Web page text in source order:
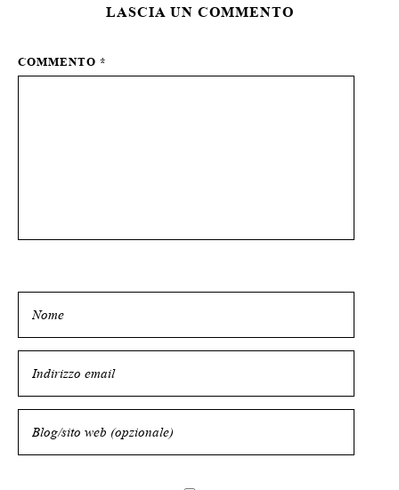
LASCIA UN COMMENTO
COMMENTO *